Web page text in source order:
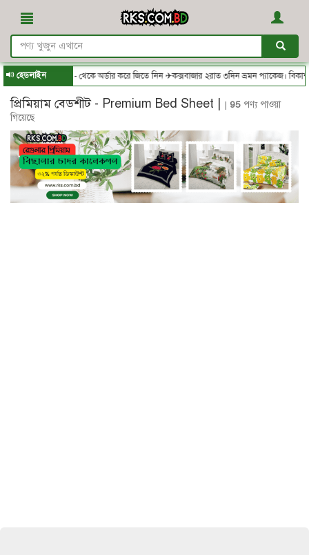
হেডলাইন
RKS.com.bd - থেকে অর্ডার করে জিতে নিন ✈কক্সবাজার ২রাত ৩দিন ভ্রমন প্যাকেজ।
প্রিমিয়াম বেডশীট - Premium Bed Sheet | | 95 পণ্য পাওয়া
গিয়েছে